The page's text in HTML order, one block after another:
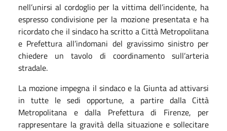
nell’unirsi al cordoglio per la vittima dell’incidente, ha
espresso condivisione per la mozione presentata e ha
ricordato che il sindaco ha scritto a Città Metropolitana
e Prefettura all’indomani del gravissimo sinistro per
chiedere un tavolo di coordinamento sull’arteria
stradale.
La mozione impegna il sindaco e la Giunta ad attivarsi
in tutte le sedi opportune, a partire dalla Città
Metropolitana e dalla Prefettura di Firenze, per
rappresentare la gravità della situazione e sollecitare